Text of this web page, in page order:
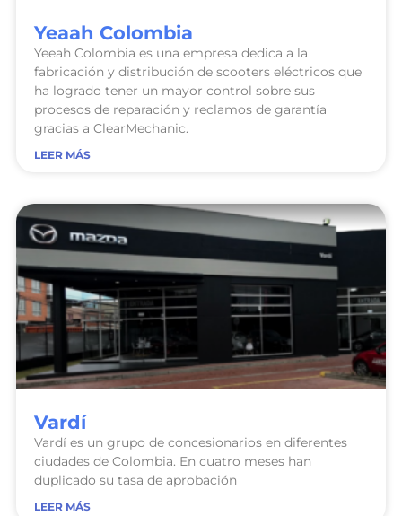
Yeaah Colombia
Yeeah Colombia es una empresa dedica a la
fabricación y distribución de scooters eléctricos que
ha logrado tener un mayor control sobre sus
procesos de reparación y reclamos de garantía
gracias a ClearMechanic.
LEER MÁS
Vardí
Vardí es un grupo de concesionarios en diferentes
ciudades de Colombia. En cuatro meses han
duplicado su tasa de aprobación
LEER MÁS